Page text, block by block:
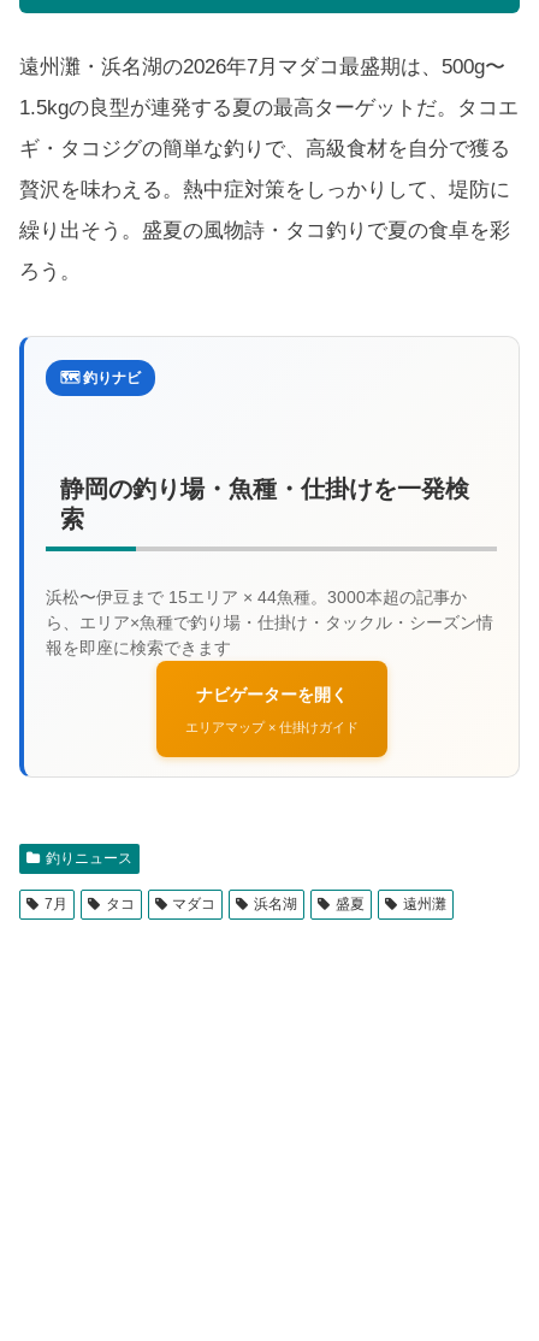
遠州灘・浜名湖の2026年7月マダコ最盛期は、500g〜
1.5kgの良型が連発する夏の最高ターゲットだ。タコエ
ギ・タコジグの簡単な釣りで、高級食材を自分で獲る
贅沢を味わえる。熱中症対策をしっかりして、堤防に
繰り出そう。盛夏の風物詩・タコ釣りで夏の食卓を彩
ろう。
🗺️ 釣りナビ
静岡の釣り場・魚種・仕掛けを一発検
索
ナビゲーターを開く
エリアマップ × 仕掛けガイド
釣りニュース
7月 タコ マダコ 浜名湖 盛夏 遠州灘